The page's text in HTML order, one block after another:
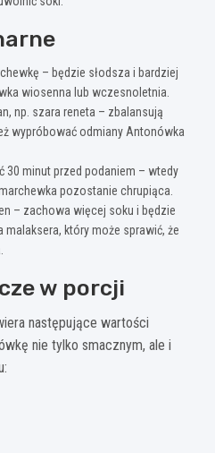
– będzie słodsza i bardziej
wiosenna lub wczesnoletnia.
np. szara reneta – zbalansują
wypróbować odmiany Antonówka
30 minut przed podaniem – wtedy
pozostanie chrupiąca.
– zachowa więcej soku i będzie
który może sprawić, że
w porcji
następujące wartości
nie tylko smacznym, ale i